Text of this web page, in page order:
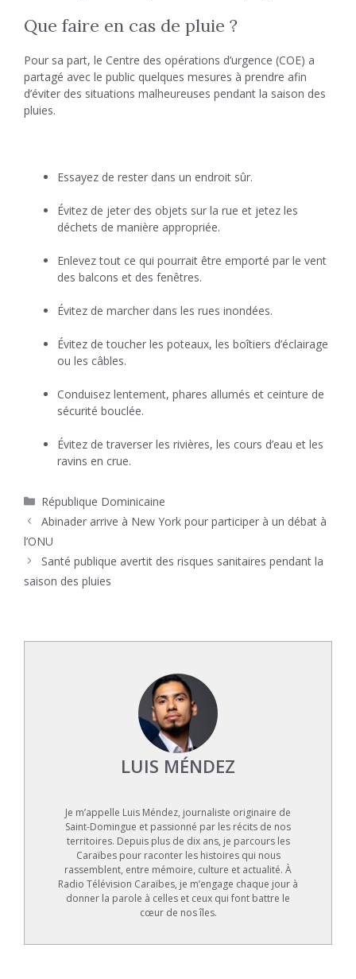
Que faire en cas de pluie ?
Pour sa part, le Centre des opérations d’urgence (COE) a
partagé avec le public quelques mesures à prendre afin
d’éviter des situations malheureuses pendant la saison des
pluies.
Essayez de rester dans un endroit sûr.
Évitez de jeter des objets sur la rue et jetez les
déchets de manière appropriée.
Enlevez tout ce qui pourrait être emporté par le vent
des balcons et des fenêtres.
Évitez de marcher dans les rues inondées.
Évitez de toucher les poteaux, les boîtiers d’éclairage
ou les câbles.
Conduisez lentement, phares allumés et ceinture de
sécurité bouclée.
Évitez de traverser les rivières, les cours d’eau et les
ravins en crue.
Catégories
République Dominicaine
Abinader arrive à New York pour participer à un débat à
l’ONU
Santé publique avertit des risques sanitaires pendant la
saison des pluies
LUIS MÉNDEZ
Je m’appelle Luis Méndez, journaliste originaire de
Saint-Domingue et passionné par les récits de nos
territoires. Depuis plus de dix ans, je parcours les
Caraïbes pour raconter les histoires qui nous
rassemblent, entre mémoire, culture et actualité. À
Radio Télévision Caraïbes, je m’engage chaque jour à
donner la parole à celles et ceux qui font battre le
cœur de nos îles.